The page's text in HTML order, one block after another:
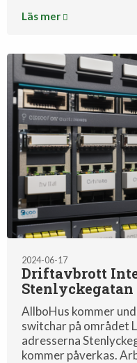
Läs mer
2024-06-17
Driftavbrott
Stenlyckegatan
AllboHus kommer
switchar på området
adresserna
kommer påverkas.